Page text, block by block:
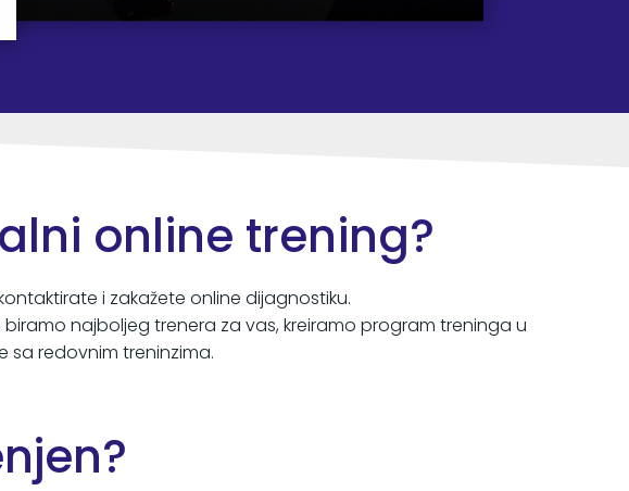
online trening?
i zakažete online dijagnostiku.
najboljeg trenera za vas, kreiramo program treninga u
redovnim treninzima.